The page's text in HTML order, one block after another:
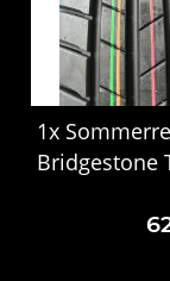
1x
Bridgestone
XL DOT 4819